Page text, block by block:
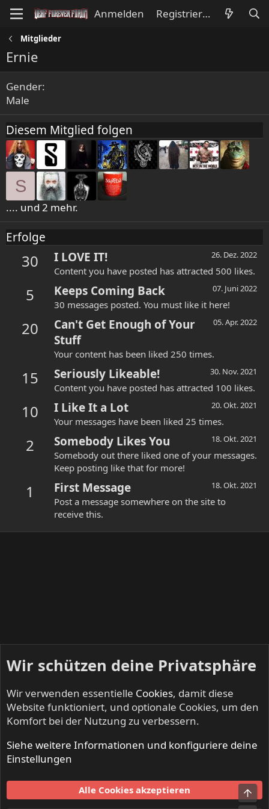
Anmelden Registrieren
Mitglieder
Ernie
Gender
Male
Diesem Mitglied folgen
S
.... und 2 mehr.
Erfolge
30 26. Dez. 2022
I LOVE IT!
Content you have posted has attracted 500 likes.
5 07. Juni 2022
Keeps Coming Back
30 messages posted. You must like it here!
20 05. Apr. 2022
Can't Get Enough of Your
Stuff
Your content has been liked 250 times.
15 30. Nov. 2021
Seriously Likeable!
Content you have posted has attracted 100 likes.
10 20. Okt. 2021
I Like It a Lot
Your messages have been liked 25 times.
2 18. Okt. 2021
Somebody Likes You
Somebody out there liked one of your messages.
Keep posting like that for more!
1 18. Okt. 2021
First Message
Post a message somewhere on the site to
receive this.
Mitglieder
Nutzungsbedingungen
Datenschutz
Wir schützen deine Privatsphäre
Wir verwenden essentielle Cookies, damit diese
Website funktioniert, und optionale Cookies, um den
Komfort bei der Nutzung zu verbessern.
Siehe weitere Informationen und konfiguriere deine
Einstellungen
Alle Cookies akzeptieren